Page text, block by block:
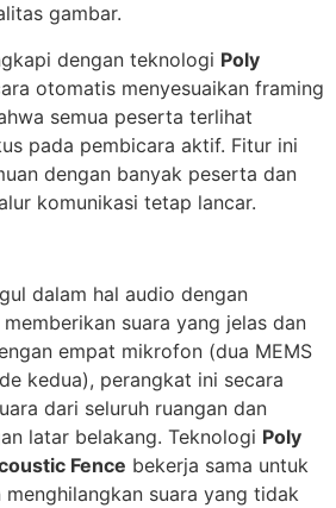
gambar.
dengan teknologi Poly
otomatis menyesuaikan framing
semua peserta terlihat
pada pembicara aktif. Fitur ini
dengan banyak peserta dan
komunikasi tetap lancar.
dalam hal audio dengan
suara yang jelas dan
empat mikrofon (dua MEMS
kedua), perangkat ini secara
dari seluruh ruangan dan
latar belakang. Teknologi Poly
Fence bekerja sama untuk
suara yang tidak